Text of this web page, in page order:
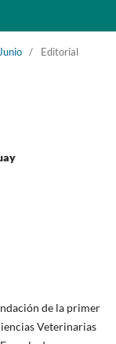
/ Editorial
de la primer
Veterinarias